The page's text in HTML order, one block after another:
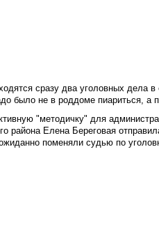
сразу два уголовных дела
было не в роддоме пиариться, а
"методичку" для
района Елена Береговая
поменяли судью по